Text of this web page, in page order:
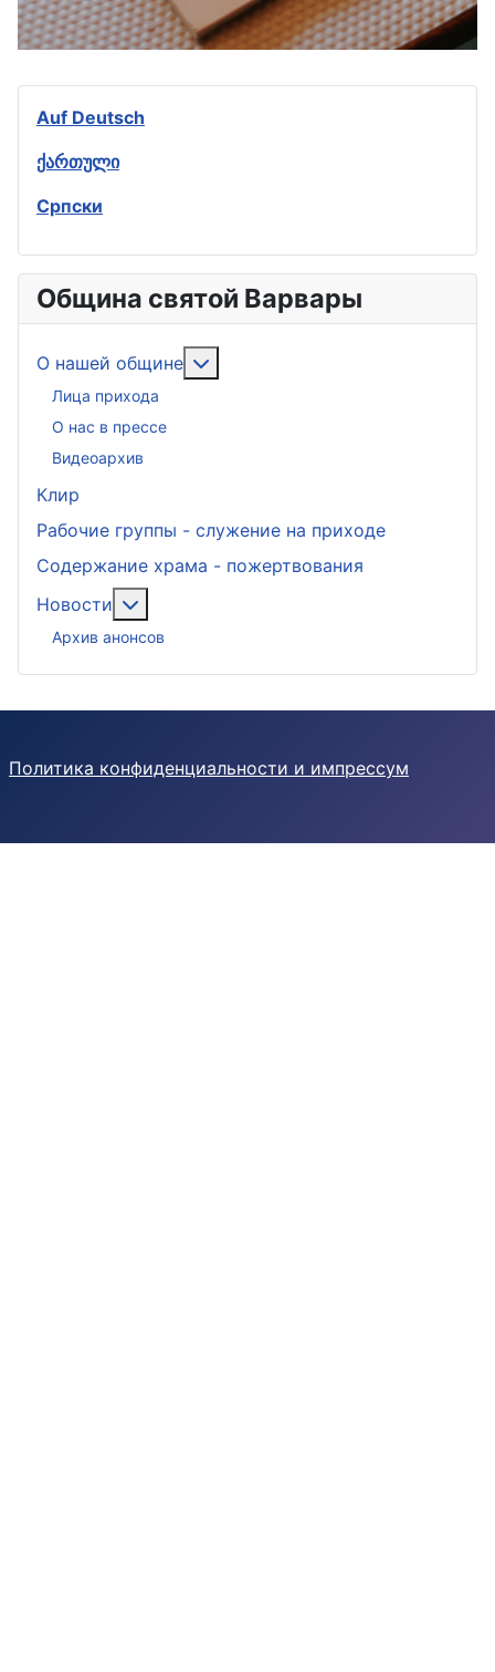
Auf Deutsch
ქართული
Српски
Община святой Варвары
О нашей общине
Лица прихода
О нас в прессе
Видеоархив
Клир
Рабочие группы - служение на приходе
Содержание храма - пожертвования
Новости
Архив анонсов
Политика конфиденциальности и импрессум